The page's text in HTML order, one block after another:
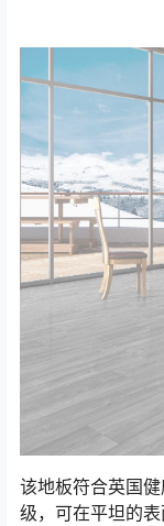
该地板符合英国
级，可在平坦的